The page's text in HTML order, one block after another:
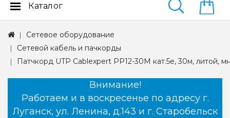
Найти
Каталог
Сетевое оборудование
Сетевой кабель и пачкорды
Патчкорд UTP Cablexpert PP12-30M кат.5e, 30м, литой,
Внимание!
Работаем и в воскресенье по адресу г.
Луганск, ул. Ленина, д.143 и г. Старобельск